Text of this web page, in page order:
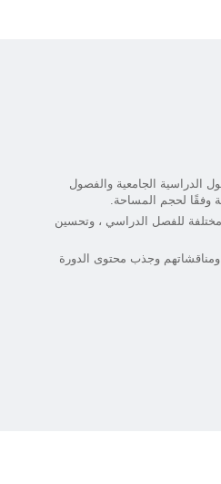
الدراسية الجامعية والفصول
وفقًا لحجم المساحة.
مختلفة للفصل الدراسي ، وتحسين
وجذب محتوى الدورة